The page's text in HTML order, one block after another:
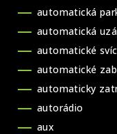
automatická
automatická
automatické
automatické
automaticky
autorádio
aux